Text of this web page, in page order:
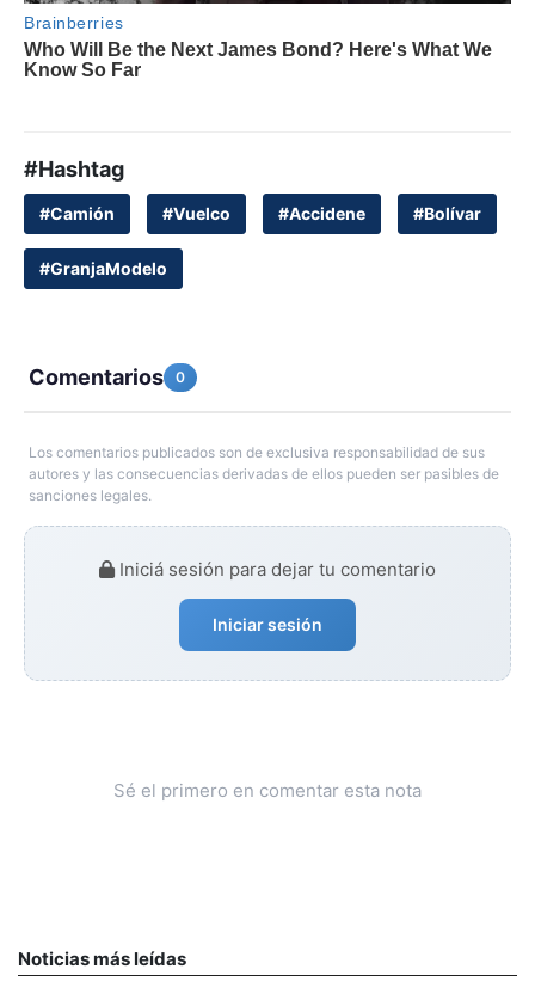
#Hashtag
#Camión #Vuelco #Accidene #Bolívar
#GranjaModelo
Comentarios 0
Los comentarios publicados son de exclusiva responsabilidad de sus
autores y las consecuencias derivadas de ellos pueden ser pasibles de
sanciones legales.
Iniciá sesión para dejar tu comentario
Iniciar sesión
Sé el primero en comentar esta nota
Noticias más leídas